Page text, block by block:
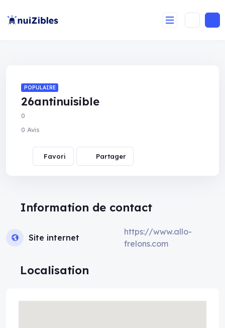
26antinuisible
POPULAIRE
0
0 Avis
Partager
Information de contact
Site internet
https://www.allo-
frelons.com
Localisation